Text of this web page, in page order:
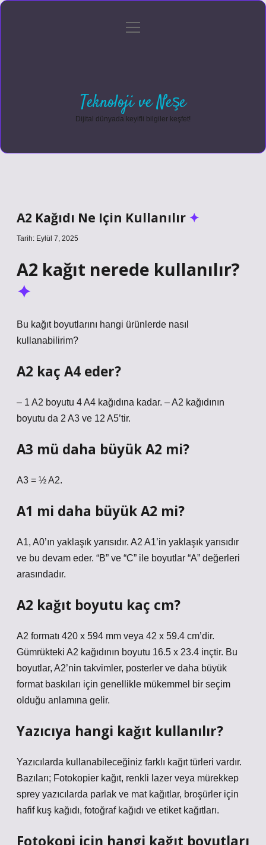
Gizlilik Politikası
menüyü
Teknoloji ve Neşe
Dijital dünyada keyifli bilgiler keşfet!
A2 Kağıdı Ne Için Kullanılır
Tarih: Eylül 7, 2025
A2 kağıt nerede kullanılır?
Bu kağıt boyutlarını hangi ürünlerde nasıl
kullanabilirim?
A2 kaç A4 eder?
– 1 A2 boyutu 4 A4 kağıdına kadar. – A2 kağıdının
boyutu da 2 A3 ve 12 A5’tir.
A3 mü daha büyük A2 mi?
A3 = ½ A2.
A1 mi daha büyük A2 mi?
A1, A0’ın yaklaşık yarısıdır. A2 A1’in yaklaşık yarısıdır
ve bu devam eder. “B” ve “C” ile boyutlar “A” değerleri
arasındadır.
A2 kağıt boyutu kaç cm?
A2 formatı 420 x 594 mm veya 42 x 59.4 cm’dir.
Gümrükteki A2 kağıdının boyutu 16.5 x 23.4 inçtir. Bu
boyutlar, A2’nin takvimler, posterler ve daha büyük
format baskıları için genellikle mükemmel bir seçim
olduğu anlamına gelir.
Yazıcıya hangi kağıt kullanılır?
Yazıcılarda kullanabileceğiniz farklı kağıt türleri vardır.
Bazıları; Fotokopier kağıt, renkli lazer veya mürekkep
sprey yazıcılarda parlak ve mat kağıtlar, broşürler için
hafif kuş kağıdı, fotoğraf kağıdı ve etiket kağıtları.
Fotokopi için hangi kağıt boyutları